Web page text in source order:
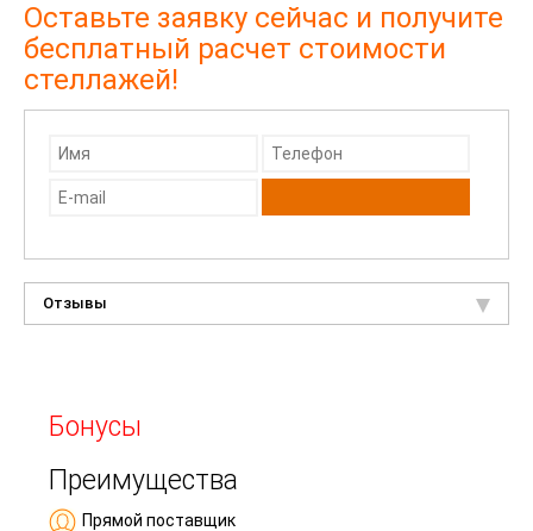
Оставьте заявку сейчас и получите
бесплатный расчет стоимости
стеллажей!
Отзывы
Бонусы
Преимущества
Прямой поставщик